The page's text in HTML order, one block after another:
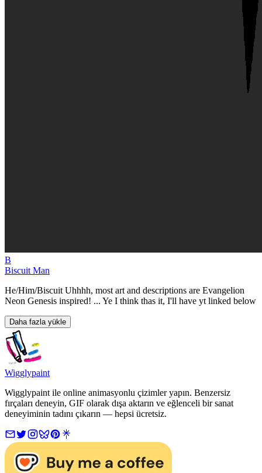
B
Biscuit Man
He/Him/Biscuit Uhhhh, most art and descriptions are Evangelion
Neon Genesis inspired! ... Ye I think thas it, I'll have yt linked below
Daha fazla yükle
Wigglypaint
Wigglypaint ile online animasyonlu çizimler yapın. Benzersiz
fırçaları deneyin, GIF olarak dışa aktarın ve eğlenceli bir sanat
deneyiminin tadını çıkarın — hepsi ücretsiz.